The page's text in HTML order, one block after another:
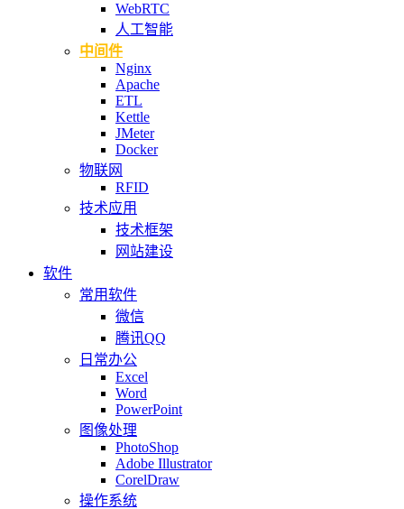
WebRTC
人工智能
中间件
Nginx
Apache
ETL
Kettle
JMeter
Docker
物联网
RFID
技术应用
技术框架
网站建设
软件
常用软件
微信
腾讯QQ
日常办公
Excel
Word
PowerPoint
图像处理
PhotoShop
Adobe Illustrator
CorelDraw
操作系统